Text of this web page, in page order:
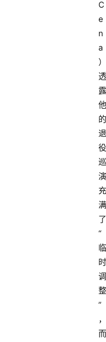
C
e
n
a
）
透
露
他
的
退
役
巡
演
充
满
了
“
临
时
调
整
”
，
而